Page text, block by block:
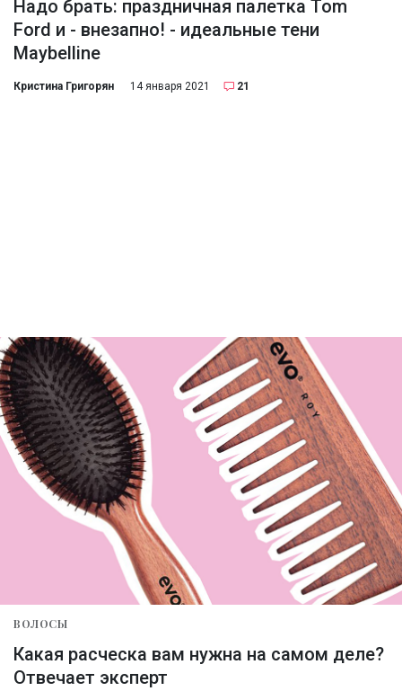
Надо брать: праздничная палетка Tom
Ford и - внезапно! - идеальные тени
Maybelline
Кристина Григорян 14 января 2021 21
ВОЛОСЫ
Какая расческа вам нужна на самом деле?
Отвечает эксперт